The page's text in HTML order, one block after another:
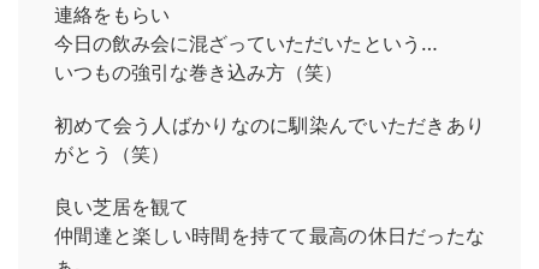
連絡をもらい
今日の飲み会に混ざっていただいたという…
いつもの強引な巻き込み方（笑）
初めて会う人ばかりなのに馴染んでいただきあり
がとう（笑）
良い芝居を観て
仲間達と楽しい時間を持てて最高の休日だったな